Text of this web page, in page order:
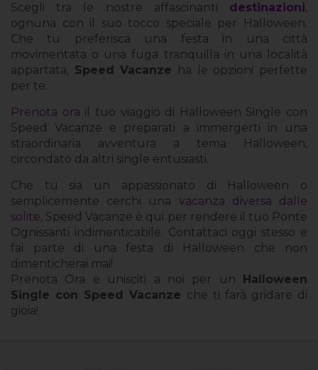
Scegli tra le nostre affascinanti destinazioni,
ognuna con il suo tocco speciale per Halloween.
Che tu preferisca una festa in una città
movimentata o una fuga tranquilla in una località
appartata, Speed Vacanze ha le opzioni perfette
per te.
Prenota ora il tuo viaggio di Halloween Single con
Speed Vacanze e preparati a immergerti in una
straordinaria avventura a tema Halloween,
circondato da altri single entusiasti.
Che tu sia un appassionato di Halloween o
semplicemente cerchi una vacanza diversa dalle
solite, Speed Vacanze è qui per rendere il tuo Ponte
Ognissanti indimenticabile. Contattaci oggi stesso e
fai parte di una festa di Halloween che non
dimenticherai mai!
Prenota Ora e unisciti a noi per un Halloween
Single con Speed Vacanze che ti farà gridare di
gioia!